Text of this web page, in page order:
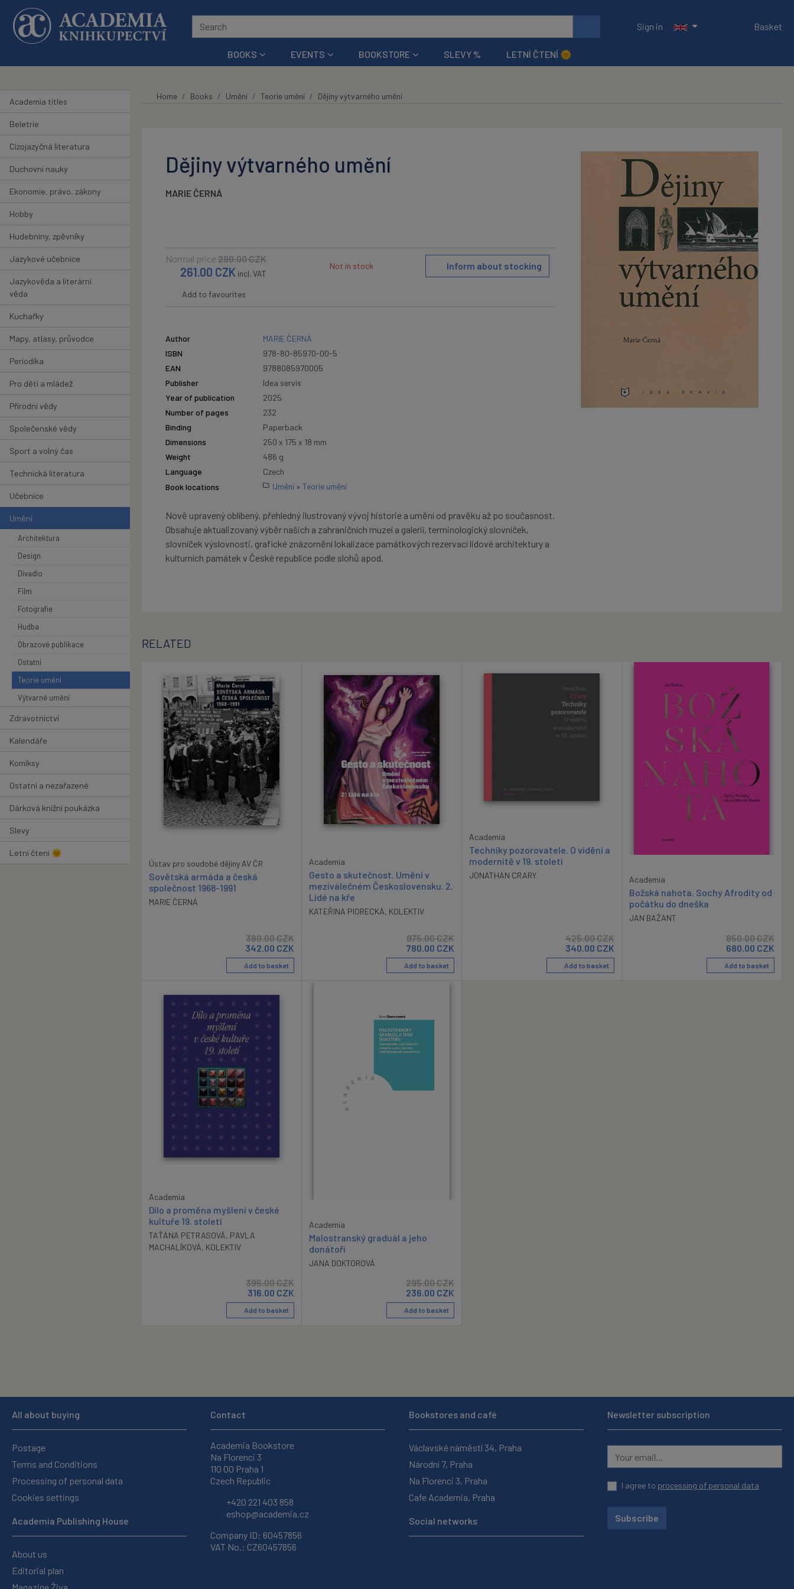
Skip to main content
Sign in
Basket
BOOKS EVENTS BOOKSTORE SLEVY % LETNÍ ČTENÍ 🌞
Academia titles
Beletrie
Cizojazyčná literatura
Duchovní nauky
Ekonomie, právo, zákony
Hobby
Hudebniny, zpěvníky
Jazykové učebnice
Jazykověda a literární
věda
Kuchařky
Mapy, atlasy, průvodce
Periodika
Pro děti a mládež
Přírodní vědy
Společenské vědy
Sport a volný čas
Technická literatura
Učebnice
Umění
Architektura
Design
Divadlo
Film
Fotografie
Hudba
Obrazové publikace
Ostatní
Teorie umění
Výtvarné umění
Zdravotnictví
Kalendáře
Komiksy
Ostatní a nezařazené
Dárková knižní poukázka
Slevy
Letní čtení 🌞
Home Books Umění Teorie umění Dějiny výtvarného umění
Dějiny výtvarného umění
MARIE ČERNÁ
Normal price 290.00CZK
261.00 CZK incl. VAT
Not in stock Inform about stocking
Add to favourites
Author
MARIE ČERNÁ
ISBN
978-80-85970-00-5
EAN
9788085970005
Publisher
Idea servis
Year of publication
2025
Number of pages
232
Binding
Paperback
Dimensions
250 x 175 x 18 mm
Weight
486 g
Language
Czech
Book locations
Umění » Teorie umění
Nově upravený oblíbený, přehledný ilustrovaný vývoj historie a umění od pravěku až po současnost.
Obsahuje aktualizovaný výběr našich a zahraničních muzeí a galerií, terminologický slovníček,
slovníček výslovnosti, grafické znázornění lokalizace památkových rezervací lidové architektury a
kulturních památek v České republice podle slohů apod.
RELATED
Ústav pro soudobé dějiny AV ČR
Sovětská armáda a česká
společnost 1968-1991
MARIE ČERNÁ
380.00CZK
342.00 CZK
Add to basket
Academia
Gesto a skutečnost. Umění v
meziválečném Československu. 2.
Lidé na kře
KATEŘINA PIORECKÁ, KOLEKTIV
975.00CZK
780.00 CZK
Add to basket
Academia
Techniky pozorovatele. O vidění a
modernitě v 19. století
JONATHAN CRARY
425.00CZK
340.00 CZK
Add to basket
Academia
Božská nahota. Sochy Afrodity od
počátku do dneška
JAN BAŽANT
850.00CZK
680.00 CZK
Add to basket
Academia
Dílo a proměna myšlení v české
kultuře 19. století
TAŤÁNA PETRASOVÁ, PAVLA
MACHALÍKOVÁ, KOLEKTIV
395.00CZK
316.00 CZK
Add to basket
Academia
Malostranský graduál a jeho
donátoři
JANA DOKTOROVÁ
295.00CZK
236.00 CZK
Add to basket
All about buying
Postage
Terms and Conditions
Processing of personal data
Cookies settings
Academia Publishing House
About us
Editorial plan
Contact
Academia Bookstore
Na Florenci 3
110 00 Praha 1
Czech Republic
+420 221 403 858
eshop@academia.cz
Company ID: 60457856
VAT No.: CZ60457856
Bookstores and café
Václavské náměstí 34, Praha
Národní 7, Praha
Na Florenci 3, Praha
Cafe Academia, Praha
Social networks
Newsletter subscription
I agree to processing of personal data
Subscribe